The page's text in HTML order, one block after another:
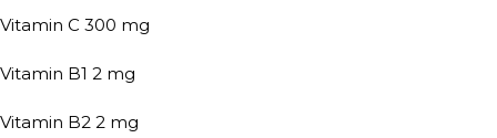
Vitamin C 300 mg
Vitamin B1 2 mg
Vitamin B2 2 mg